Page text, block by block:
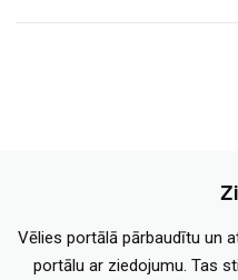
Vēlies portālā pārbaudītu un
portālu ar ziedojumu. Tas